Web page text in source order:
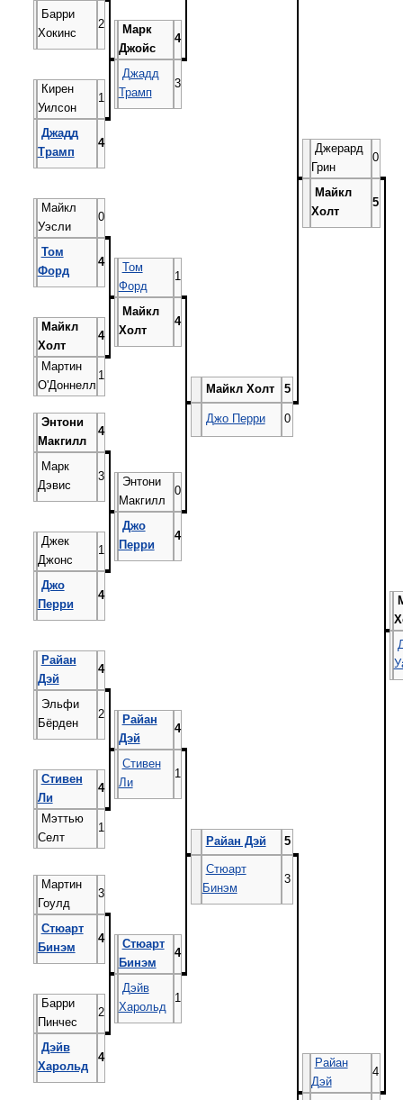
Барри
Хокинс
2
Марк
Джойс
4
Джадд
Трамп
3
Кирен
Уилсон
1
Джадд
Трамп
4
Джерард
Грин
0
Майкл
Холт
5
Майкл
Уэсли
0
Том
Форд
4
Том
Форд
1
Майкл
Холт
4
Майкл
Холт
4
Мартин
O'Доннелл
1
Майкл Холт
5
Джо Перри 0
Энтони
Макгилл
4
Марк
Дэвис
3
Энтони
Макгилл
0
Джо
Перри
4
Джек
Джонс
1
Джо
Перри
4
Райан
Дэй
4
Эльфи
Бёрден
2
Райан
Дэй
4
Стивен
Ли
1
Стивен
Ли
4
Мэттью
Селт
1
Райан Дэй
5
Стюарт
Бинэм
3
Мартин
Гоулд
3
Стюарт
Бинэм
4
Стюарт
Бинэм
4
Дэйв
Харольд
1
Барри
Пинчес
2
Дэйв
Харольд
4
Райан
Дэй
4